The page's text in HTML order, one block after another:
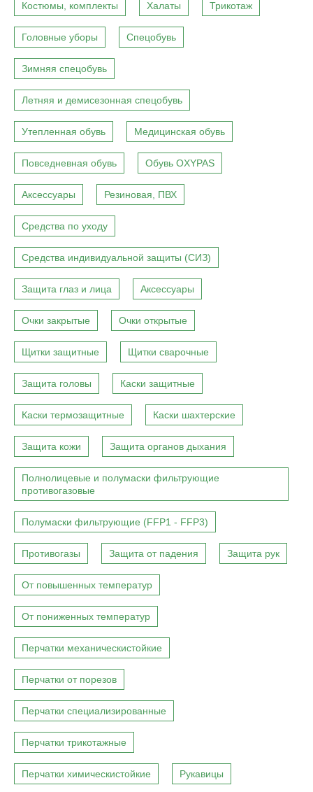
Костюмы, комплекты Халаты Трикотаж
Головные уборы Спецобувь
Зимняя спецобувь
Летняя и демисезонная спецобувь
Утепленная обувь Медицинская обувь
Повседневная обувь Обувь OXYPAS
Аксессуары Резиновая, ПВХ
Средства по уходу
Средства индивидуальной защиты (СИЗ)
Защита глаз и лица Аксессуары
Очки закрытые Очки открытые
Щитки защитные Щитки сварочные
Защита головы Каски защитные
Каски термозащитные Каски шахтерские
Защита кожи Защита органов дыхания
Полнолицевые и полумаски фильтрующие
противогазовые
Полумаски фильтрующие (FFP1 - FFP3)
Противогазы Защита от падения Защита рук
От повышенных температур
От пониженных температур
Перчатки механическистойкие
Перчатки от порезов
Перчатки специализированные
Перчатки трикотажные
Перчатки химическистойкие Рукавицы